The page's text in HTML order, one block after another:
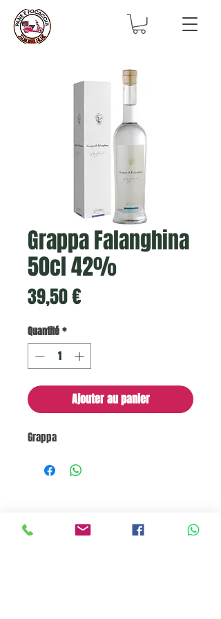
Grappa Falanghina
50cl 42%
39,50 €Prix
Quantité*
Ajouter au panier
Grappa